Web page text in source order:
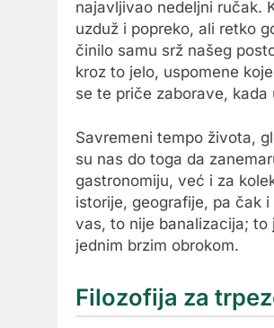
najavljivao nedeljni ručak.
uzduž i popreko, ali retko
činilo samu srž našeg
kroz to jelo, uspomene
se te priče zaborave, kada
Savremeni tempo života,
su nas do toga da
gastronomiju, već i za
istorije, geografije, pa čak
vas, to nije banalizacija; to
jednim brzim obrokom.
Filozofija za